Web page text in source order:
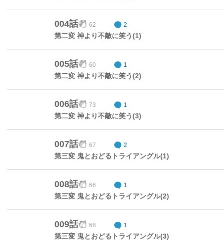
004話 62 2
第二変 神より不敵に笑う(1)
005話 60 1
第二変 神より不敵に笑う(2)
006話 73 1
第二変 神より不敵に笑う(3)
007話 67 2
第三変 鬼とおどるトライアングル(1)
008話 66 1
第三変 鬼とおどるトライアングル(2)
009話 68 1
第三変 鬼とおどるトライアングル(3)